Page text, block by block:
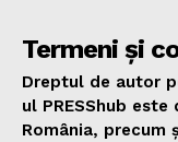
Termeni și
Dreptul de autor
ul PRESShub
România, precum